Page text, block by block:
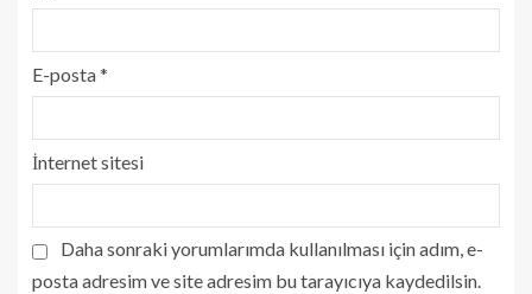
E-posta*
İnternet sitesi
Daha sonraki yorumlarımda kullanılması için adım, e-
posta adresim ve site adresim bu tarayıcıya kaydedilsin.